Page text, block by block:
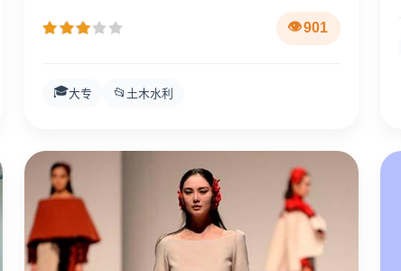
901
🎓大专 📂 土木水利